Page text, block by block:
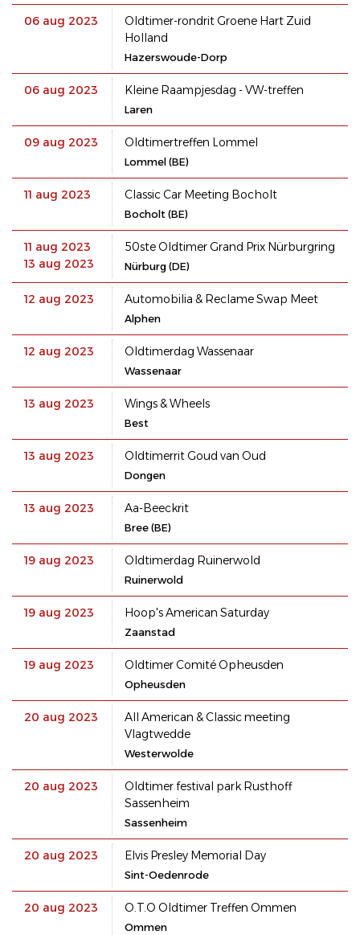
06 aug 2023
Oldtimer-rondrit Groene Hart Zuid
Holland
Hazerswoude-Dorp
06 aug 2023 Kleine Raampjesdag - VW-treffen
Laren
09 aug 2023 Oldtimertreffen Lommel
Lommel (BE)
11 aug 2023 Classic Car Meeting Bocholt
Bocholt (BE)
11 aug 2023
13 aug 2023
50ste Oldtimer Grand Prix Nürburgring
Nürburg (DE)
12 aug 2023 Automobilia & Reclame Swap Meet
Alphen
12 aug 2023 Oldtimerdag Wassenaar
Wassenaar
13 aug 2023 Wings & Wheels
Best
13 aug 2023 Oldtimerrit Goud van Oud
Dongen
13 aug 2023 Aa-Beeckrit
Bree (BE)
19 aug 2023 Oldtimerdag Ruinerwold
Ruinerwold
19 aug 2023 Hoop's American Saturday
Zaanstad
19 aug 2023 Oldtimer Comité Opheusden
Opheusden
20 aug 2023
All American & Classic meeting
Vlagtwedde
Westerwolde
20 aug 2023
Oldtimer festival park Rusthoff
Sassenheim
Sassenheim
20 aug 2023 Elvis Presley Memorial Day
Sint-Oedenrode
20 aug 2023 O.T.O Oldtimer Treffen Ommen
Ommen